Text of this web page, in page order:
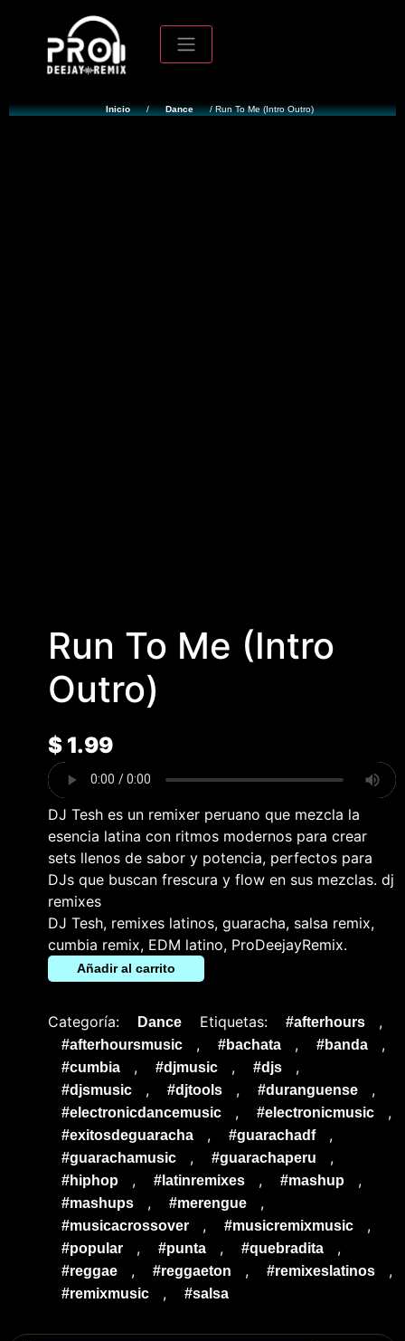
Inicio / Dance / Run To Me (Intro Outro)
Run To Me (Intro
Outro)
$1.99
DJ Tesh es un remixer peruano que mezcla la
esencia latina con ritmos modernos para crear
sets llenos de sabor y potencia, perfectos para
DJs que buscan frescura y flow en sus mezclas. dj
remixes
DJ Tesh, remixes latinos, guaracha, salsa remix,
cumbia remix, EDM latino, ProDeejayRemix.
Añadir al carrito
Categoría: Dance Etiquetas: #afterhours ,
#afterhoursmusic , #bachata , #banda ,
#cumbia , #djmusic , #djs ,
#djsmusic , #djtools , #duranguense ,
#electronicdancemusic , #electronicmusic ,
#exitosdeguaracha , #guarachadf ,
#guarachamusic , #guarachaperu ,
#hiphop , #latinremixes , #mashup ,
#mashups , #merengue ,
#musicacrossover , #musicremixmusic ,
#popular , #punta , #quebradita ,
#reggae , #reggaeton , #remixeslatinos ,
#remixmusic , #salsa